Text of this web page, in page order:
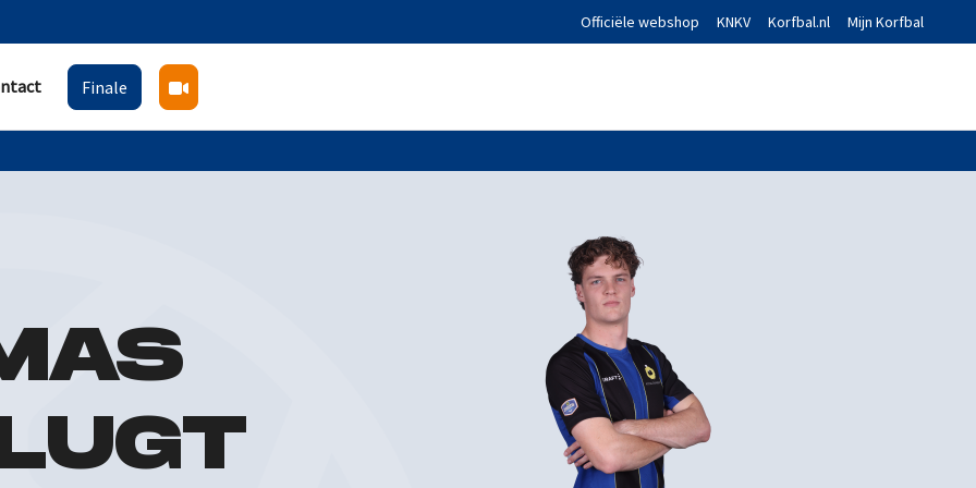
Officiële webshop KNKV Korfbal.nl Mijn Korfbal
Finale